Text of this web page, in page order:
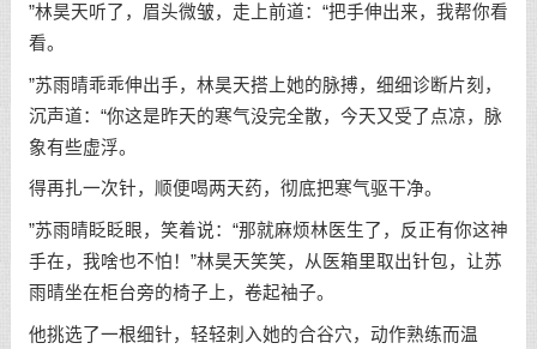
”林昊天听了，眉头微皱，走上前道：“把手伸出来，我帮你看
看。
”苏雨晴乖乖伸出手，林昊天搭上她的脉搏，细细诊断片刻，
沉声道：“你这是昨天的寒气没完全散，今天又受了点凉，脉
象有些虚浮。
得再扎一次针，顺便喝两天药，彻底把寒气驱干净。
”苏雨晴眨眨眼，笑着说：“那就麻烦林医生了，反正有你这神
手在，我啥也不怕！”林昊天笑笑，从医箱里取出针包，让苏
雨晴坐在柜台旁的椅子上，卷起袖子。
他挑选了一根细针，轻轻刺入她的合谷穴，动作熟练而温